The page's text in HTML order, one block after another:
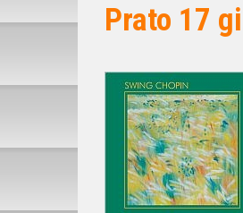
Prato 17